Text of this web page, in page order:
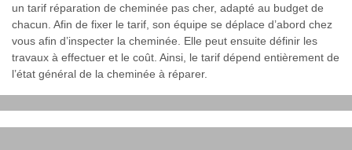
un tarif réparation de cheminée pas cher, adapté au budget de
chacun. Afin de fixer le tarif, son équipe se déplace d’abord chez
vous afin d’inspecter la cheminée. Elle peut ensuite définir les
travaux à effectuer et le coût. Ainsi, le tarif dépend entièrement de
l’état général de la cheminée à réparer.